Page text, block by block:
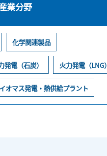
業分野
化学関連製品
発電（石炭） 火力発電（LNG）
オマス発電・熱供給プラント